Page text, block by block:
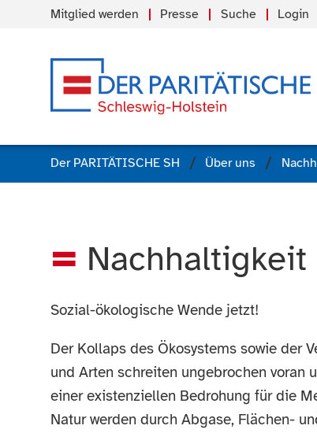
Mitglied werden Presse Suche Login
Der PARITÄTISCHE SH Über uns
Nachhaltigkeit
Sozial-ökologische Wende jetzt!
Der Kollaps des Ökosystems sowie der
und Arten schreiten ungebrochen voran
einer existenziellen Bedrohung für die
Natur werden durch Abgase, Flächen-